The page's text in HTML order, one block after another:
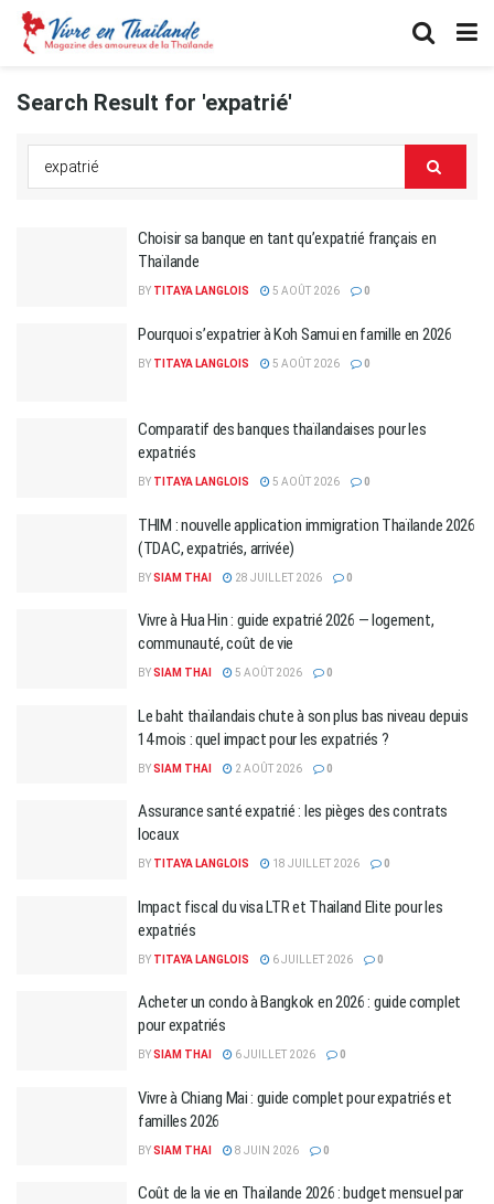
Search Result for 'expatrié'
Choisir sa banque en tant qu’expatrié français en
Thaïlande
BY TITAYA LANGLOIS 5 AOÛT 2026 0
Pourquoi s’expatrier à Koh Samui en famille en 2026
BY TITAYA LANGLOIS 5 AOÛT 2026 0
Comparatif des banques thaïlandaises pour les
expatriés
BY TITAYA LANGLOIS 5 AOÛT 2026 0
THIM : nouvelle application immigration Thaïlande 2026
(TDAC, expatriés, arrivée)
BYSIAM THAI 28 JUILLET 2026 0
Vivre à Hua Hin : guide expatrié 2026 — logement,
communauté, coût de vie
BYSIAM THAI 5 AOÛT 2026 0
Le baht thaïlandais chute à son plus bas niveau depuis
14 mois : quel impact pour les expatriés ?
BYSIAM THAI 2 AOÛT 2026 0
Assurance santé expatrié : les pièges des contrats
locaux
BY TITAYA LANGLOIS 18 JUILLET 2026 0
Impact fiscal du visa LTR et Thailand Elite pour les
expatriés
BY TITAYA LANGLOIS 6 JUILLET 2026 0
Acheter un condo à Bangkok en 2026 : guide complet
pour expatriés
BYSIAM THAI 6 JUILLET 2026 0
Vivre à Chiang Mai : guide complet pour expatriés et
familles 2026
BYSIAM THAI 8 JUIN 2026 0
Coût de la vie en Thaïlande 2026 : budget mensuel par